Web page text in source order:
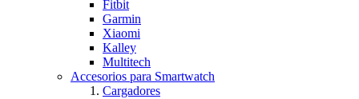
Fitbit
Garmin
Xiaomi
Kalley
Multitech
Accesorios para Smartwatch
Cargadores